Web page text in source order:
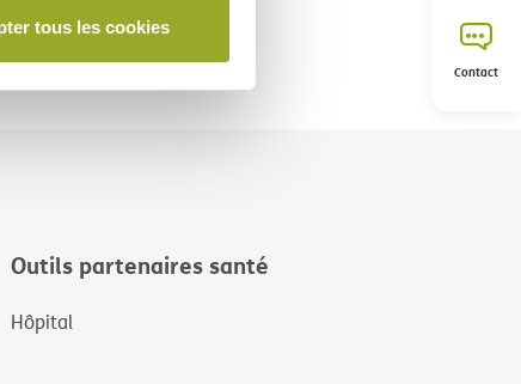
tous les cookies
Contact
Outils partenaires santé
Hôpital